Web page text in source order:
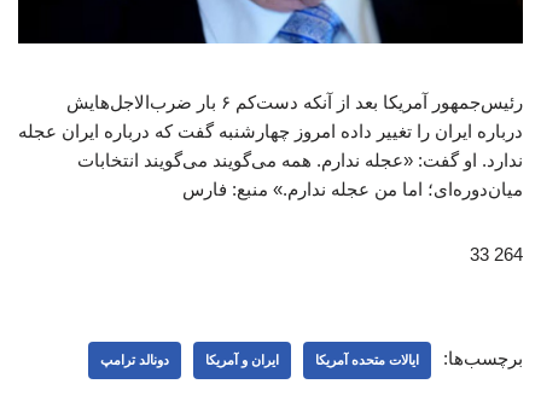
رئیس‌جمهور آمریکا بعد از آنکه دست‌کم ۶ بار ضرب‌الاجل‌هایش
درباره ایران را تغییر داده امروز چهارشنبه گفت که درباره ایران عجله
ندارد. او گفت: «عجله ندارم. همه می‌گویند می‌گویند انتخابات
میان‌دوره‌ای؛ اما من عجله ندارم.» منبع: فارس
264 33
برچسب‌ها: ایالات متحده آمریکا ایران و آمریکا دونالد ترامپ